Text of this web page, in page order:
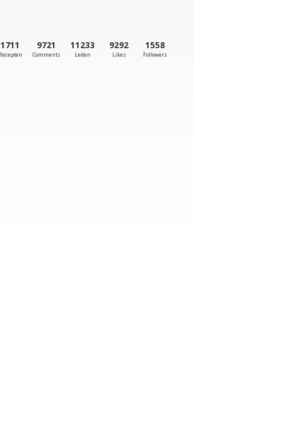
1711
Recepten
9721
Comments
11233
Leden
9292
Likes
1558
Followers